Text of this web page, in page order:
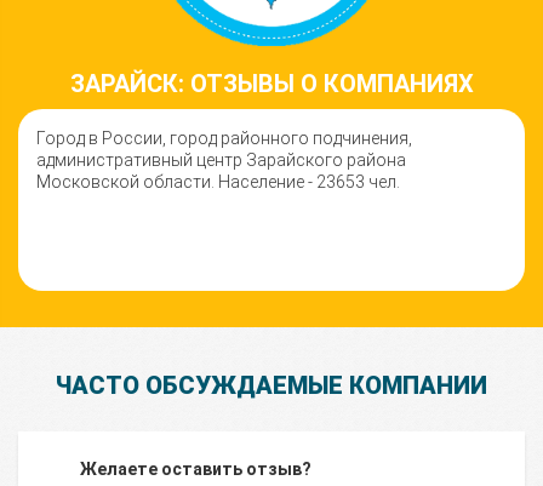
ЗАРАЙСК: ОТЗЫВЫ О КОМПАНИЯХ
Город в России, город районного подчинения,
административный центр Зарайского района
Московской области. Население - 23653 чел.
ЧАСТО ОБСУЖДАЕМЫЕ КОМПАНИИ
Желаете оставить отзыв?